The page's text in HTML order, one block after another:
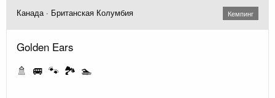
Канада · Британская Колумбия Кемпинг
Golden Ears
🚿 🚐 🐾 🏞️ 🏊